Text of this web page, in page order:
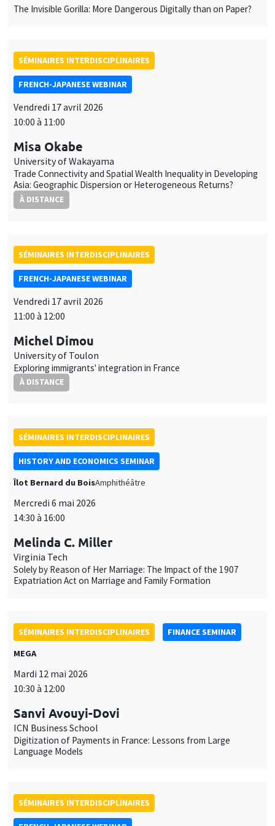
Trade Connectivity and Spatial Wealth Inequality in Developing
SÉMINAIRES INTERDISCIPLINAIRES
FRENCH-JAPANESE WEBINAR
11:00 à 12:00
Michel Dimou
University of Toulon
Exploring immigrants' integration in France
SÉMINAIRES INTERDISCIPLINAIRES
HISTORY AND ECONOMICS SEMINAR
Îlot Bernard du Bois
Mercredi 6 mai 2026
14:30 à 16:00
Melinda C. Miller
Virginia Tech
SÉMINAIRES INTERDISCIPLINAIRES
MEGA
Mardi 12 mai 2026
10:30 à 12:00
Sanvi Avouyi-Dovi
ICN Business School
Digitization of Payments in France: Lessons from Large
Language Models
SÉMINAIRES INTERDISCIPLINAIRES
Vendredi 22 mai 2026
Nan Liu
Yokohama National University
What determines firms' predicted exchange rates? Empirical